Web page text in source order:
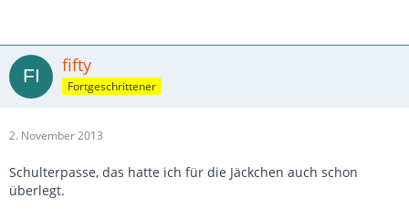
fifty
Fortgeschrittener
2. November 2013
Schulterpasse, das hatte ich für die Jäckchen auch schon
überlegt.